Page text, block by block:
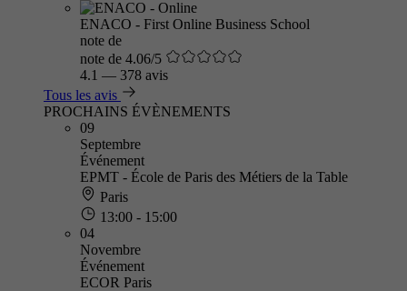
ENACO - First Online Business School
note de
note de 4.06/5
4.1 — 378 avis
Tous les avis
PROCHAINS ÉVÈNEMENTS
09
Septembre
Événement
EPMT - École de Paris des Métiers de la Table
Paris
13:00 - 15:00
04
Novembre
Événement
ECOR Paris